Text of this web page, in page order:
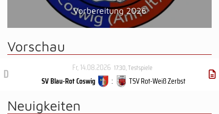
Vorbereitung 2026
Vorschau
D Fr, 14.08.2026 17:30,Testspiele
SV Blau-Rot Coswig : TSV Rot-Weiß Zerbst
Neuigkeiten